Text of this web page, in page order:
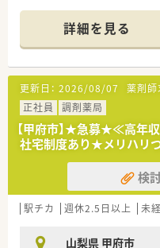
■企業内保育所や保育
る薬剤師の方でも安心
です。
り、休日には職場を離
能です。
＊
【店舗情報と応需状況に
■甲府駅から徒歩5分と
近隣の内科クリニック
す。
■処方箋枚数は1日平
人ひとりの患者様に対
す。
■店舗内にはクリーン
注射剤の調製を行うな
【募集背景と求める人
新しい環境で腰を据え
詳細を見る
更新日： 2026/08/07 薬剤師
正社員
調剤薬局
【甲府市】★急募★≪高
社宅制度あり★メリハリ
検
駅チカ 週休2.5日以上 未
山梨県 甲府市